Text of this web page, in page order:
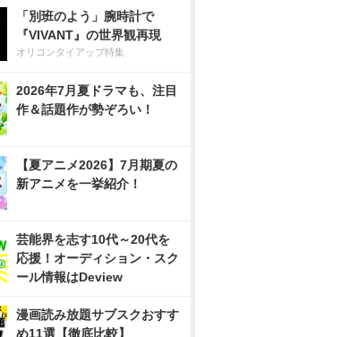
「別班のよう」腕時計で
『VIVANT』の世界観再現
オリコンタイアップ特集
2026年7月夏ドラマも、注目
作＆話題作が勢ぞろい！
【夏アニメ2026】7月期夏の
新アニメを一挙紹介！
芸能界を志す10代～20代を
応援！オーディション・スク
ール情報はDeview
漫画読み放題サブスクおすす
め11選【徹底比較】